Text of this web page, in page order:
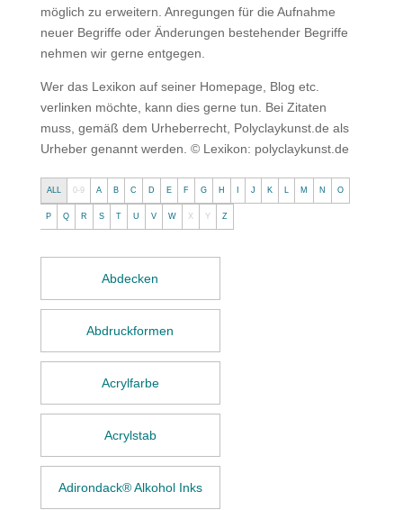
möglich zu erweitern. Anregungen für die Aufnahme
neuer Begriffe oder Änderungen bestehender Begriffe
nehmen wir gerne entgegen.
Wer das Lexikon auf seiner Homepage, Blog etc.
verlinken möchte, kann dies gerne tun. Bei Zitaten
muss, gemäß dem Urheberrecht, Polyclaykunst.de als
Urheber genannt werden. © Lexikon: polyclaykunst.de
ALL 0-9 A B C D E F G H J K L M N O
P Q R S T U V W X Y Z
Abdecken
Abdruckformen
Acrylfarbe
Acrylstab
Adirondack® Alkohol Inks